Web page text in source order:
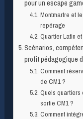
pour un escape
Montmartre et
repérage
Quartier Latin
Scénarios,
profit pédagogique
Comment
de CM1 ?
Quels quartiers
sortie CM1 ?
Comment